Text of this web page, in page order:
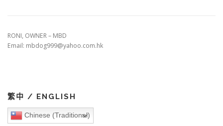
RONI, OWNER – MBD
Email: mbdog999@yahoo.com.hk
繁中 / ENGLISH
Chinese (Traditional)